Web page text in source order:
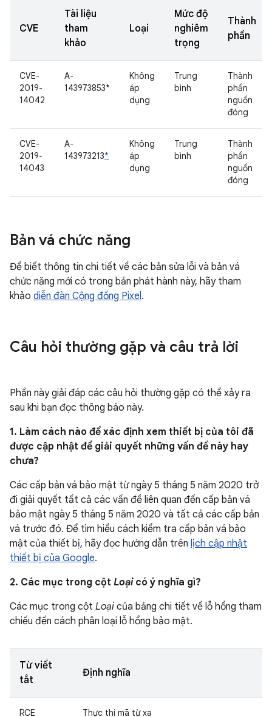
CVE
Tài liệu
tham
khảo
Loại
Mức độ
nghiêm
trọng
Thành
phần
CVE-
2019-
14042
A-
143973853*
Không
áp
dụng
Trung
bình
Thành
phần
nguồn
đóng
CVE-
2019-
14043
A-
143973213*
Không
áp
dụng
Trung
bình
Thành
phần
nguồn
đóng
Bản vá chức năng
Để biết thông tin chi tiết về các bản sửa lỗi và bản vá
chức năng mới có trong bản phát hành này, hãy tham
khảo diễn đàn Cộng đồng Pixel.
Câu hỏi thường gặp và câu trả lời
Phần này giải đáp các câu hỏi thường gặp có thể xảy ra
sau khi bạn đọc thông báo này.
1. Làm cách nào để xác định xem thiết bị của tôi đã
được cập nhật để giải quyết những vấn đề này hay
chưa?
Các cấp bản vá bảo mật từ ngày 5 tháng 5 năm 2020 trở
đi giải quyết tất cả các vấn đề liên quan đến cấp bản vá
bảo mật ngày 5 tháng 5 năm 2020 và tất cả các cấp bản
vá trước đó. Để tìm hiểu cách kiểm tra cấp bản vá bảo
mật của thiết bị, hãy đọc hướng dẫn trên lịch cập nhật
thiết bị của Google.
2. Các mục trong cột Loạicó ý nghĩa gì?
Các mục trong cột Loại của bảng chi tiết về lỗ hổng tham
chiếu đến cách phân loại lỗ hổng bảo mật.
Từ viết
tắt
Định nghĩa
RCE Thực thi mã từ xa